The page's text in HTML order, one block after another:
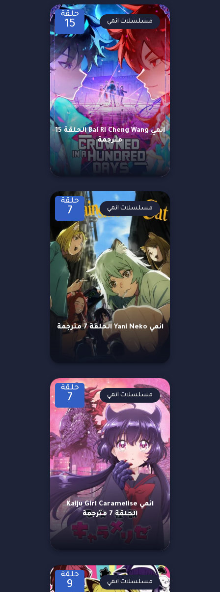
حلقة
15
انمي Bai Ri Cheng Wang الحلقة 15
مترجمة
مسلسلات انمي
حلقة
7
انمي Yani Neko الحلقة 7 مترجمة
مسلسلات انمي
حلقة
7
انمي Kaiju Girl Caramelise
الحلقة 7 مترجمة
مسلسلات انمي
حلقة
9 مسلسلات انمي